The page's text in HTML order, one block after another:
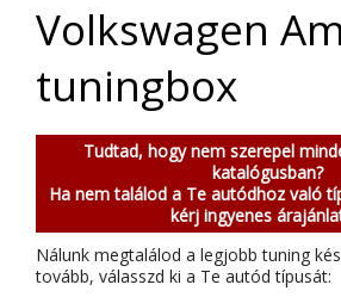
Volkswagen
tuningbox
Tudtad, hogy nem szerepel
katalógusban?
Ha nem találod a Te autódhoz való
kérj ingyenes
Nálunk megtalálod a legjobb tuning
tovább, válasszd ki a Te autód típusát: